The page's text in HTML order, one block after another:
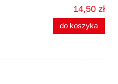
14,50 zł
do koszyka